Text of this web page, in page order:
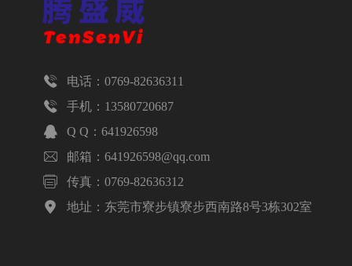
 电话：0769-82636311
 手机：13580720687
 Q Q：641926598
 邮箱：641926598@qq.com
 传真：0769-82636312
 地址：东莞市寮步镇寮步西南路8号3栋302室